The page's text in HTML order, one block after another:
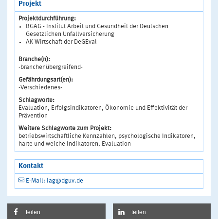
Projekt
Projektdurchführung:
BGAG - Institut Arbeit und Gesundheit der Deutschen
Gesetzlichen Unfallversicherung
AK Wirtschaft der DeGEval
Branche(n):
-branchenübergreifend-
Gefährdungsart(en):
-Verschiedenes-
Schlagworte:
Evaluation, Erfolgsindikatoren, Ökonomie und Effektivität der
Prävention
Weitere Schlagworte zum Projekt:
betriebswirtschaftliche Kennzahlen, psychologische Indikatoren,
harte und weiche Indikatoren, Evaluation
Kontakt
E-Mail: iag@dguv.de
teilen teilen